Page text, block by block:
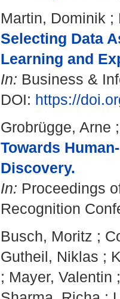
Martin, Dominik ;
Selecting Data
Learning and
In: Business &
DOI: https://
Grobrügge, Arne
Towards
Discovery.
In: Proceedings
Recognition
Busch, Moritz ;
Gutheil, Niklas ;
; Mayer, Valentin